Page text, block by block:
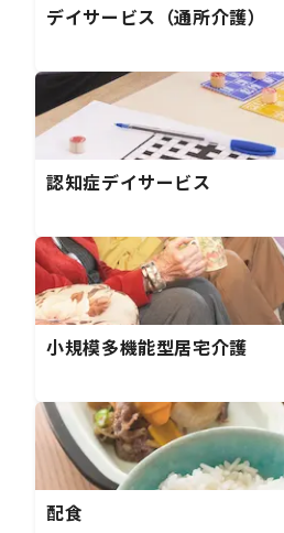
デイサービス（通所介護）
認知症デイサービス
小規模多機能型居宅介護
配食